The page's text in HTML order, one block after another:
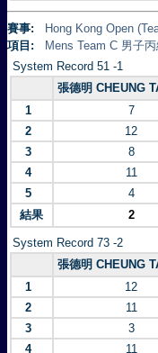
賽事:
Hong Kong Open
項目:
Mens Team C 男子
System Record 51 -1
張德明 CHEUNG
1
7
2
12
3
8
4
11
5
4
結果
2
System Record 73 -2
張德明 CHEUNG
1
12
2
11
3
3
4
11